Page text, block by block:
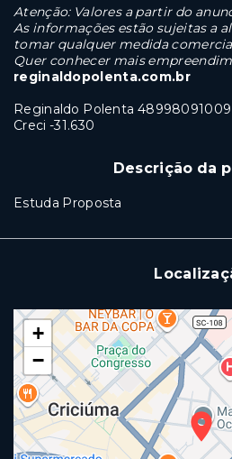
Atenção: Valores a partir do
As informações estão sujeitas a
tomar qualquer medida
Quer conhecer mais
reginaldopolenta.com.br
Reginaldo Polenta 48998091009
Creci -31.630
Descrição da
Estuda Proposta
+
−